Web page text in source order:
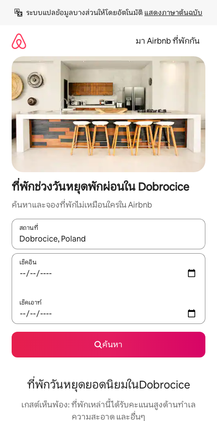
เนื้อหา
ระบบแปลข้อมูลบางส่วนให้โดยอัตโนมัติ แสดงภาษาต้นฉบับ
มา Airbnb ที่พักกัน
ที่พักช่วงวันหยุดพักผ่อนใน Dobrocice
ค้นหาและจองที่พักไม่เหมือนใครใน Airbnb
สถานที่
ใช้ลูกศรขึ้นลง หรือใช้การสัมผัสหรือปัด เพื่อสำรวจผลการค้นหา
เช็คอิน
เช็คเอาท์
ค้นหา
ที่พักวันหยุดยอดนิยมในDobrocice
เกสต์เห็นพ้อง: ที่พักเหล่านี้ได้รับคะแนนสูงด้านทำเล
ความสะอาด และอื่นๆ